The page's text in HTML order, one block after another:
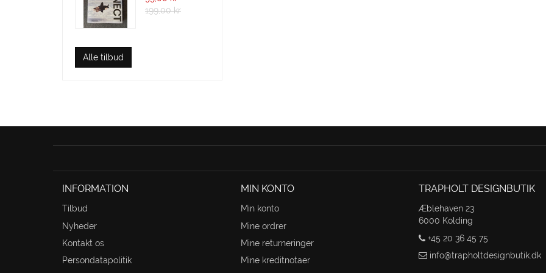
199,00 kr
Alle tilbud
INFORMATION
Tilbud
Nyheder
Kontakt os
Persondatapolitik
MIN KONTO
Min konto
Mine ordrer
Mine returneringer
Mine kreditnotaer
TRAPHOLT DESIGNBUTIK
Æblehaven 23
6000 Kolding
+45 20 36 45 75
info@trapholtdesignbutik.dk